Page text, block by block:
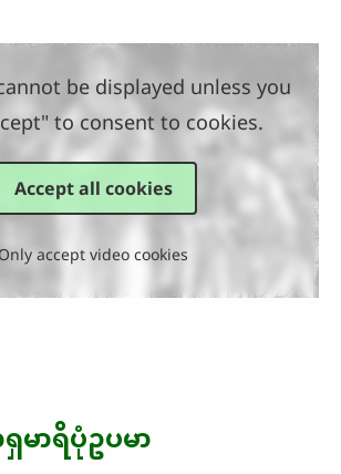
be displayed unless you
to consent to cookies.
Accept all cookies
Only accept video cookies
မာရိပုံဥပမာ